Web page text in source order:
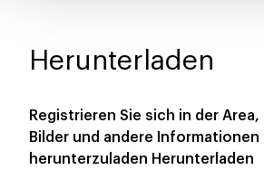
Herunterladen
Registrieren Sie sich in der Area,
Bilder und andere Informationen
herunterzuladen Herunterladen